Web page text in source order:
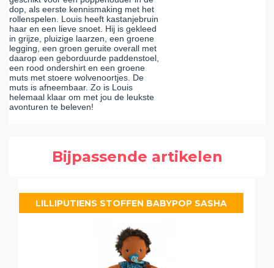
dop, als eerste kennismaking met het
rollenspelen. Louis heeft kastanjebruin
haar en een lieve snoet. Hij is gekleed
in grijze, pluizige laarzen, een groene
legging, een groen geruite overall met
daarop een geborduurde paddenstoel,
een rood ondershirt en een groene
muts met stoere wolvenoortjes. De
muts is afneembaar. Zo is Louis
helemaal klaar om met jou de leukste
avonturen te beleven!
Bijpassende artikelen
LILLIPUTIENS STOFFEN BABYPOP SASHA